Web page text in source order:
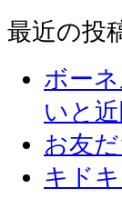
最近の投
ボー
いと
お友
キド